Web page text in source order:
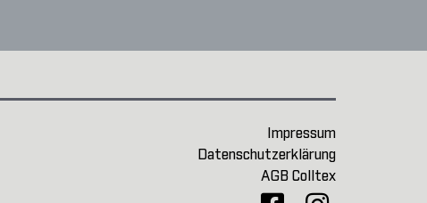
Impressum
Datenschutzerklärung
AGB Colltex